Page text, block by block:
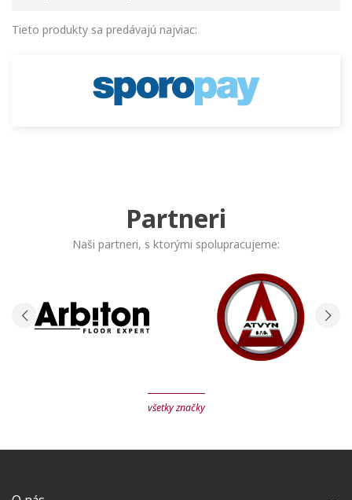
Tieto produkty sa predávajú najviac:
Partneri
Naši partneri, s ktorými spolupracujeme:
všetky značky